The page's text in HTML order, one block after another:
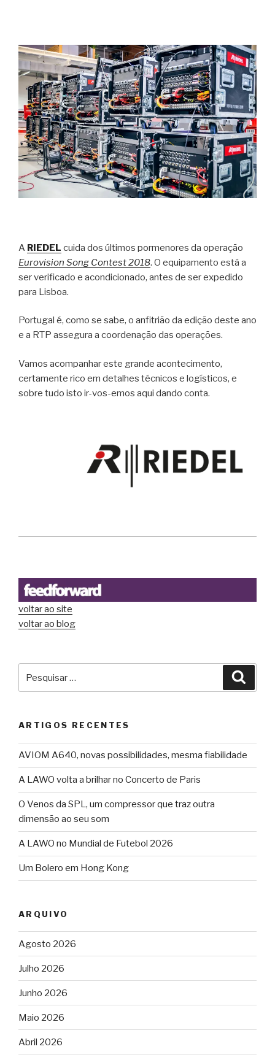
A RIEDEL cuida dos últimos pormenores da operação
Eurovision Song Contest 2018. O equipamento está a
ser verificado e acondicionado, antes de ser expedido
para Lisboa.
Portugal é, como se sabe, o anfitrião da edição deste ano
e a RTP assegura a coordenação das operações.
Vamos acompanhar este grande acontecimento,
certamente rico em detalhes técnicos e logísticos, e
sobre tudo isto ir-vos-emos aqui dando conta.
voltar ao site
voltar ao blog
por:
ARTIGOS RECENTES
AVIOM A640, novas possibilidades, mesma fiabilidade
A LAWO volta a brilhar no Concerto de Paris
O Venos da SPL, um compressor que traz outra
dimensão ao seu som
A LAWO no Mundial de Futebol 2026
Um Bolero em Hong Kong
ARQUIVO
Agosto 2026
Julho 2026
Junho 2026
Maio 2026
Abril 2026